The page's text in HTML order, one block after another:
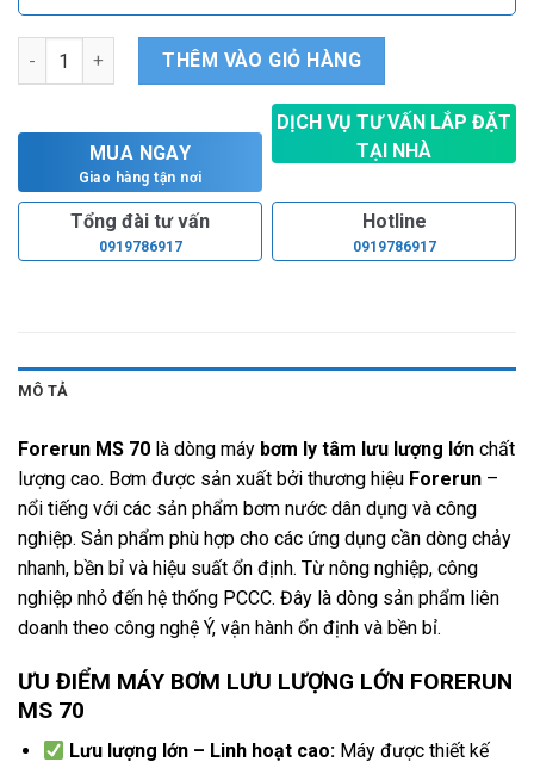
Máy bơm lưu lượng lớn Forerun MS 70 số lượng
THÊM VÀO GIỎ HÀNG
MUA NGAY
Giao hàng tận nơi
DỊCH VỤ TƯ VẤN LẮP ĐẶT
TẠI NHÀ
Tổng đài tư vấn
0919786917
Hotline
0919786917
MÔ TẢ
Forerun MS 70 là dòng máy bơm ly tâm lưu lượng lớn chất
lượng cao. Bơm được sản xuất bởi thương hiệu Forerun –
nổi tiếng với các sản phẩm bơm nước dân dụng và công
nghiệp. Sản phẩm phù hợp cho các ứng dụng cần dòng chảy
nhanh, bền bỉ và hiệu suất ổn định. Từ nông nghiệp, công
nghiệp nhỏ đến hệ thống PCCC. Đây là dòng sản phẩm liên
doanh theo công nghệ Ý, vận hành ổn định và bền bỉ.
ƯU ĐIỂM MÁY BƠM LƯU LƯỢNG LỚN FORERUN
MS 70
Lưu lượng lớn – Linh hoạt cao: Máy được thiết kế